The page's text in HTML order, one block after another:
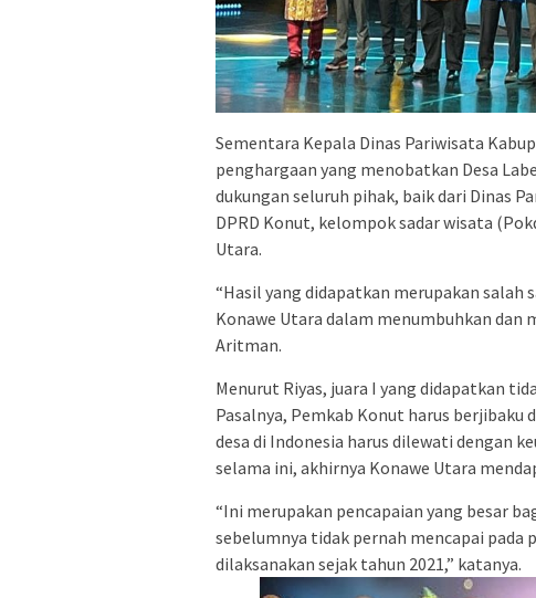
Sementara Kepala Dinas Pariwisata
penghargaan yang menobatkan Desa
dukungan seluruh pihak, baik dari Dinas
DPRD Konut, kelompok sadar wisata
Utara.
“Hasil yang didapatkan merupakan salah
Konawe Utara dalam menumbuhkan dan
Aritman.
Menurut Riyas, juara I yang didapatkan
Pasalnya, Pemkab Konut harus berjibaku
desa di Indonesia harus dilewati dengan
selama ini, akhirnya Konawe Utara
“Ini merupakan pencapaian yang besar
sebelumnya tidak pernah mencapai pada
dilaksanakan sejak tahun 2021,” katanya.